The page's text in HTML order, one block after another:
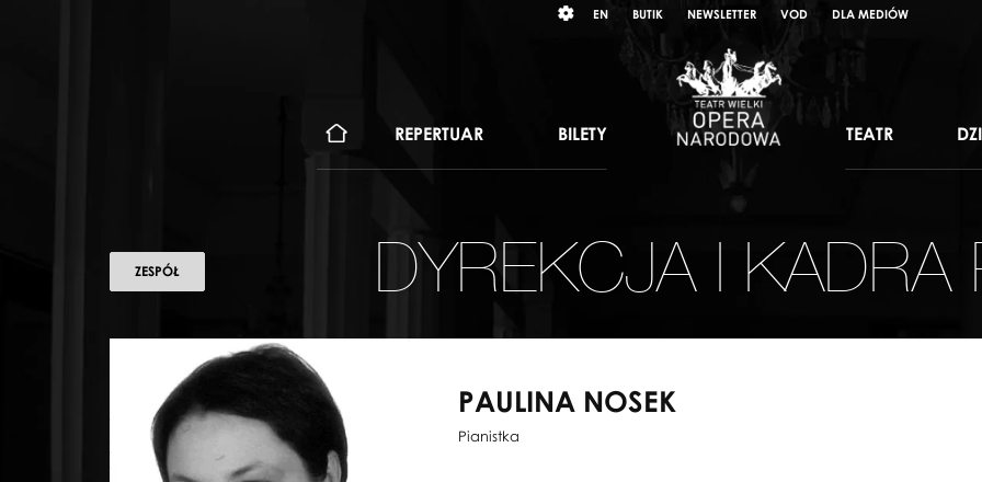
język
EN BUTIK NEWSLETTER VOD DLA MEDIÓW
REPERTUAR BILETY TEATR
DYREKCJA I KADRA
ZESPÓŁ
PAULINA NOSEK
Pianistka